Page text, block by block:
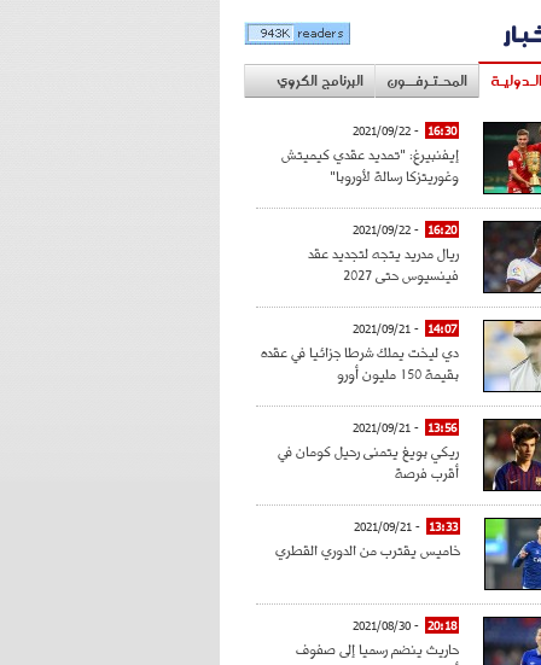
المحـتـرفــون البرنامج الكروي
16:30
- 2021/09/22
إيفنبيرغ: "تمديد عقدي كيميتش
وغوريتزكا رسالة لأوروبا"
16:20
- 2021/09/22
ريال مدريد يتجه لتجديد عقد
فينسيوس حتى 2027
14:07
- 2021/09/21
دي ليخت يملك شرطا جزائيا في عقده
بقيمة 150 مليون أورو
13:56
- 2021/09/21
ريكي بويغ يتمنى رحيل كومان في
أقرب فرصة
13:33
- 2021/09/21
خاميس يقترب من الدوري القطري
20:18
- 2021/08/30
حاريث ينضم رسميا إلى صفوف